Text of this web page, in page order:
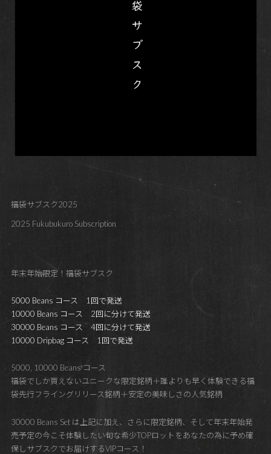
福袋サブスク2025
2025 Fukubukuro Subscription
年末年始限定！福袋サブスク
5000 Beans コース 1回で発送
10000 Beans コース 2回に分けて発送
30000 Beans コース 4回に分けて発送
10000 Dripbag コース 1回で発送
5000, 10000 Beans コース
福袋でしか買えないユニークな限定銘柄＋誰よりも早く体験できる福
袋先行フライングリリース銘柄＋安定の美味しさの人気銘柄
30000 Beans Set は上記に加え、さらに限定銘柄、そして年末年始発
売予定の今こそ体験したい旬な希少TOPロットをあなたの為に予め確
保しサブスクでお届けするVIPコース！